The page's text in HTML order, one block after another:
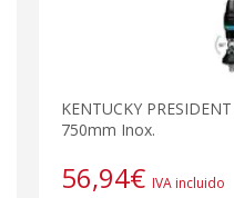
KENTUCKY
750mm Inox.
56,94€ IVA incluido